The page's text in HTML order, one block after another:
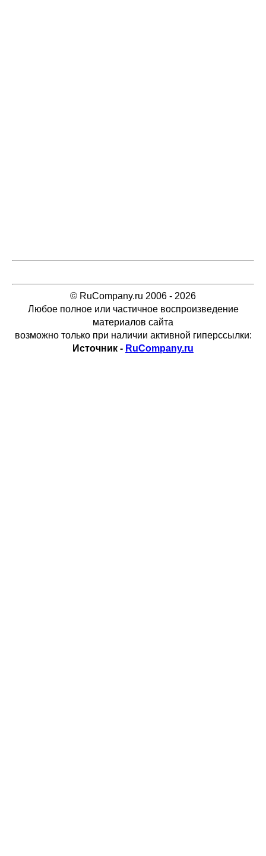
© RuCompany.ru 2006 - 2026
Любое полное или частичное воспроизведение
материалов сайта
возможно только при наличии активной гиперссылки:
Источник - RuCompany.ru